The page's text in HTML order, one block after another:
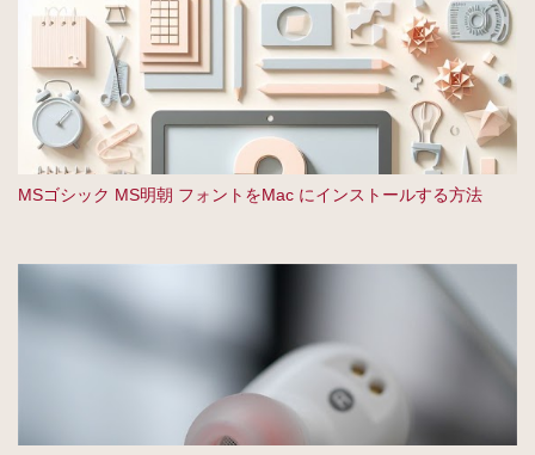
MSゴシック MS明朝 フォントをMac にインストールする方法